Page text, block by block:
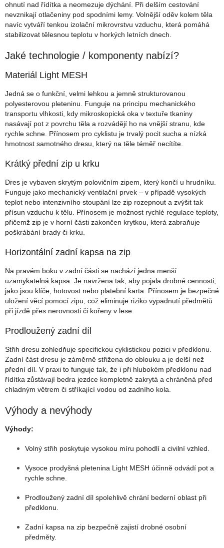
ohnutí nad řídítka a neomezuje dýchání. Při delším cestování
nevznikají otlačeniny pod spodními lemy. Volnější oděv kolem těla
navíc vytváří tenkou izolační mikrovrstvu vzduchu, která pomáhá
stabilizovat tělesnou teplotu v horkých letních dnech.
Jaké technologie / komponenty nabízí?
Materiál Light MESH
Jedná se o funkční, velmi lehkou a jemně strukturovanou
polyesterovou pleteninu. Funguje na principu mechanického
transportu vlhkosti, kdy mikroskopická oka v textuře tkaniny
nasávají pot z povrchu těla a rozvádějí ho na vnější stranu, kde
rychle schne. Přínosem pro cyklistu je trvalý pocit sucha a nízká
hmotnost samotného dresu, který na těle téměř necítíte.
Krátký přední zip u krku
Dres je vybaven skrytým polovičním zipem, který končí u hrudníku.
Funguje jako mechanický ventilační prvek – v případě vysokých
teplot nebo intenzivního stoupání lze zip rozepnout a zvýšit tak
přísun vzduchu k tělu. Přínosem je možnost rychlé regulace teploty,
přičemž zip je v horní části zakončen krytkou, která zabraňuje
poškrábání brady či krku.
Horizontální zadní kapsa na zip
Na pravém boku v zadní části se nachází jedna menší
uzamykatelná kapsa. Je navržena tak, aby pojala drobné cennosti,
jako jsou klíče, hotovost nebo platební karta. Přínosem je bezpečné
uložení věcí pomocí zipu, což eliminuje riziko vypadnutí předmětů
při jízdě přes nerovnosti či kořeny v lese.
Prodloužený zadní díl
Střih dresu zohledňuje specifickou cyklistickou pozici v předklonu.
Zadní část dresu je záměrně střižena do oblouku a je delší než
přední díl. V praxi to funguje tak, že i při hlubokém předklonu nad
řídítka zůstávají bedra jezdce kompletně zakrytá a chráněná před
chladným větrem či stříkající vodou od zadního kola.
Výhody a nevýhody
Výhody:
Volný střih poskytuje vysokou míru pohodlí a civilní vzhled.
Vysoce prodyšná pletenina Light MESH účinně odvádí pot a
rychle schne.
Prodloužený zadní díl spolehlivě chrání bederní oblast při
předklonu.
Zadní kapsa na zip bezpečně zajistí drobné osobní
předměty.